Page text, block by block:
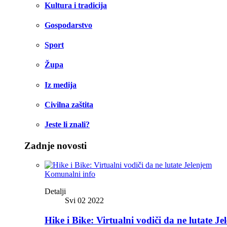
Kultura i tradicija
Gospodarstvo
Sport
Župa
Iz medija
Civilna zaštita
Jeste li znali?
Zadnje novosti
Komunalni info
Detalji
Svi 02 2022
Hike i Bike: Virtualni vodiči da ne lutate